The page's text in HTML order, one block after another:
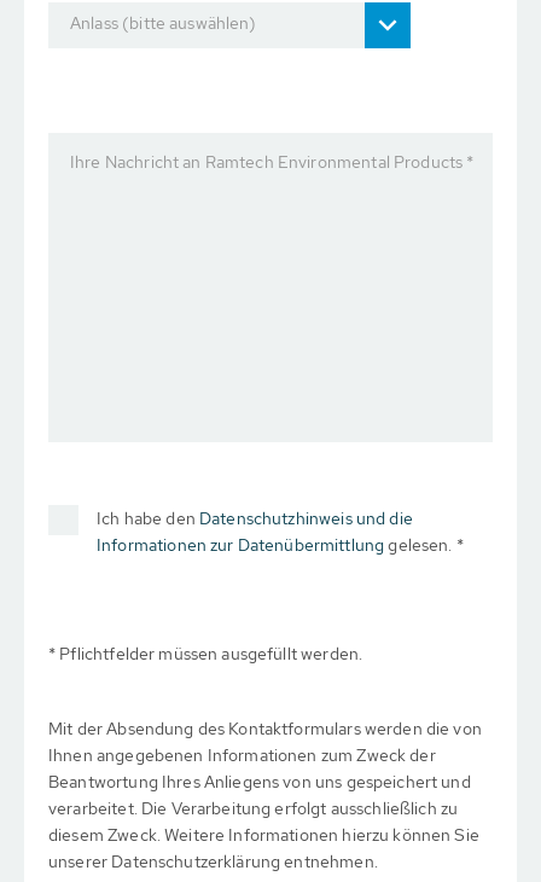
Anlass (bitte auswählen)
Ihre Nachricht an Ramtech Environmental Products *
Ich habe den Datenschutzhinweis und die
Informationen zur Datenübermittlunggelesen. *
* Pflichtfelder müssen ausgefüllt werden.
Mit der Absendung des Kontaktformulars werden die von
Ihnen angegebenen Informationen zum Zweck der
Beantwortung Ihres Anliegens von uns gespeichert und
verarbeitet. Die Verarbeitung erfolgt ausschließlich zu
diesem Zweck. Weitere Informationen hierzu können Sie
unserer Datenschutzerklärung entnehmen.